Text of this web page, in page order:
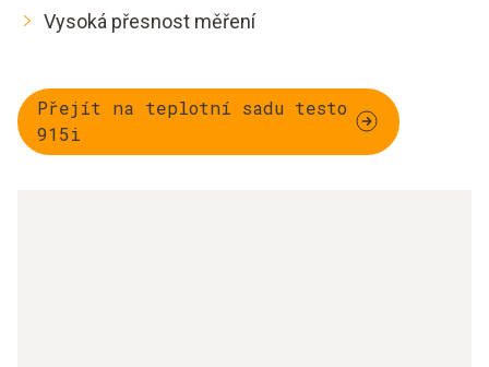
Vysoká přesnost měření
Přejít na teplotní sadu testo
915i